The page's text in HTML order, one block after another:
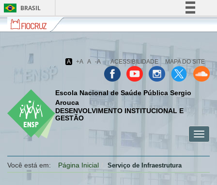
BRASIL
Simplifique!
Participe
Acesso à informação
Legislação
Canais
Fiocruz
Fale
com
A +A A -A ACESSIBILIDADE MAPA DO SITE
Escola Nacional de Saúde Pública Sergio
Arouca
DESENVOLVIMENTO INSTITUCIONAL E
GESTÃO
menu
menu
menu
Você está em:
Página Inicial Serviço de Infraestrutura